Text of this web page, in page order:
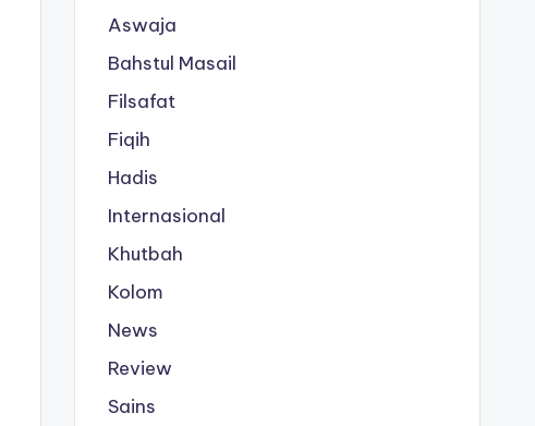
Aswaja
Bahstul Masail
Filsafat
Fiqih
Hadis
Internasional
Khutbah
Kolom
News
Review
Sains